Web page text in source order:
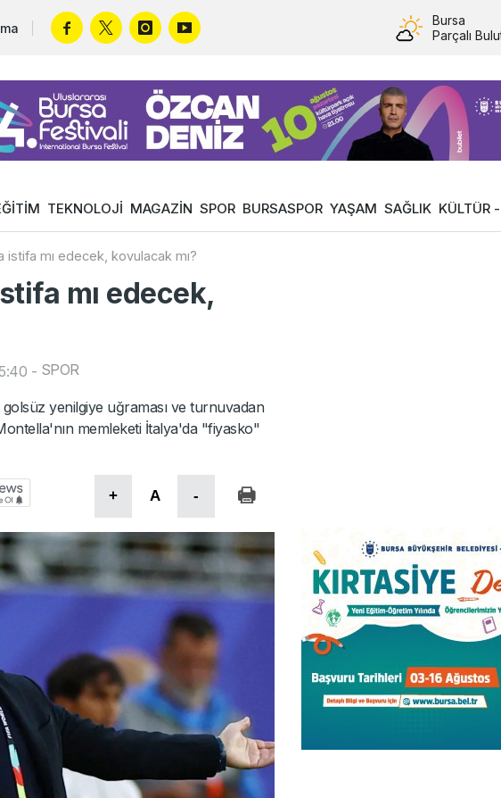
Bursa
Parçalı
TEKNOLOJİ MAGAZİN SPOR BURSASPOR YAŞAM SAĞLIK KÜLTÜR
istifa mı edecek, kovulacak mı?
mı edecek,
- SPOR
yenilgiye uğraması ve turnuvadan
memleketi İtalya'da "fiyasko"
+ A -